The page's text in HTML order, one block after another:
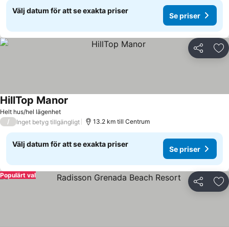
Välj datum för att se exakta priser
Se priser
Dela
Helt hus/hel lägenhet
HillTop Manor
/ Inget betyg tillgängligt 13.2 km till Centrum
Välj datum för att se exakta priser
Se priser
Dela
Populärt val